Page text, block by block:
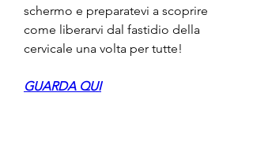
schermo e preparatevi a scoprire
come liberarvi dal fastidio della
cervicale una volta per tutte!
GUARDA QUI